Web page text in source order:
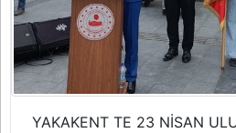
YAKAKENT TE 23 NİSAN